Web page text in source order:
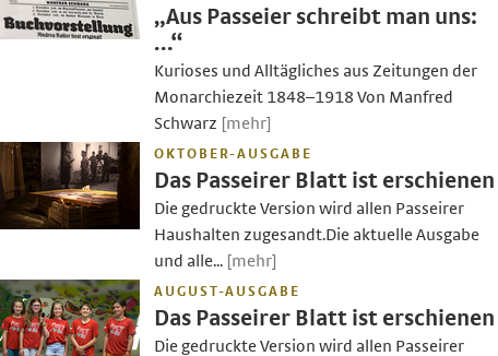
„Aus Passeier schreibt man uns:
…“
Kurioses und Alltägliches aus Zeitungen der
Monarchiezeit 1848–1918 Von Manfred
Schwarz [mehr]
OKTOBER-AUSGABE
Das Passeirer Blatt ist erschienen
Die gedruckte Version wird allen Passeirer
Haushalten zugesandt.Die aktuelle Ausgabe
und alle... [mehr]
AUGUST-AUSGABE
Das Passeirer Blatt ist erschienen
Die gedruckte Version wird allen Passeirer